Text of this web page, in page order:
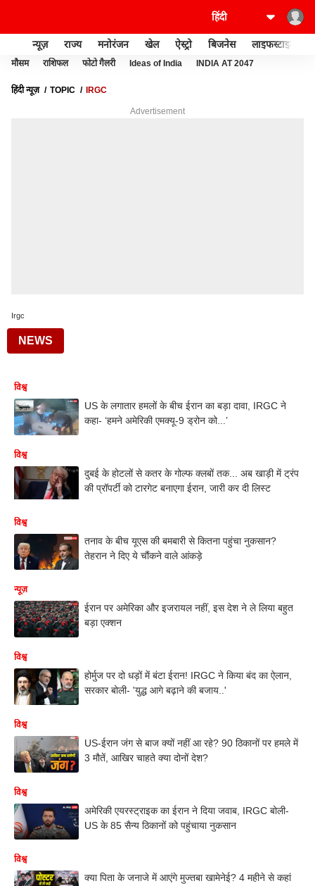
न्यूज़ राज्य मनोरंजन खेल ऐस्ट्रो बिजनेस लाइफस्टाइल
मौसम राशिफल फोटो गैलरी Ideas of India INDIA AT 2047
हिंदी न्यूज़ TOPIC IRGC
Advertisement
Irgc
NEWS
विश्व
US के लगातार हमलों के बीच ईरान का बड़ा दावा, IRGC ने
कहा- ‘हमने अमेरिकी एमक्यू-9 ड्रोन को...’
विश्व
दुबई के होटलों से कतर के गोल्फ क्लबों तक... अब खाड़ी में ट्रंप
की प्रॉपर्टी को टारगेट बनाएगा ईरान, जारी कर दी लिस्ट
विश्व
तनाव के बीच यूएस की बमबारी से कितना पहुंचा नुकसान?
तेहरान ने दिए ये चौंकने वाले आंकड़े
न्यूज़
ईरान पर अमेरिका और इजरायल नहीं, इस देश ने ले लिया बहुत
बड़ा एक्शन
विश्व
होर्मुज पर दो धड़ों में बंटा ईरान! IRGC ने किया बंद का ऐलान,
सरकार बोली- 'युद्ध आगे बढ़ाने की बजाय..'
विश्व
US-ईरान जंग से बाज क्यों नहीं आ रहे? 90 ठिकानों पर हमले में
3 मौतें, आखिर चाहते क्या दोनों देश?
विश्व
अमेरिकी एयरस्ट्राइक का ईरान ने दिया जवाब, IRGC बोली-
US के 85 सैन्य ठिकानों को पहुंचाया नुकसान
विश्व
क्या पिता के जनाजे में आएंगे मुज्तबा खामेनेई? 4 महीने से कहां